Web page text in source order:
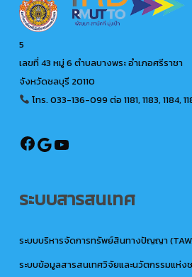
5
เลขที่ 43 หมู่ 6 ตำบลบางพระ อำเภอศรีราชา
จังหวัดชลบุรี 20110
โทร. 033-136-099ต่อ 1181, 1183, 1184,
@ird.rmutto
Google
ระบบสารสนเทศ
ระบบบริหารจัดการทรัพย์สินทางปัญญา
ระบบข้อมูลสารสนเทศวิจัยและนวัตกรรมแห่ง